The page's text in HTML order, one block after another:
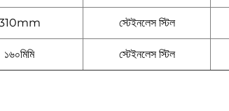
স্টেইনলেস স্টিল
১৬০মিমি স্টেইনলেস স্টিল